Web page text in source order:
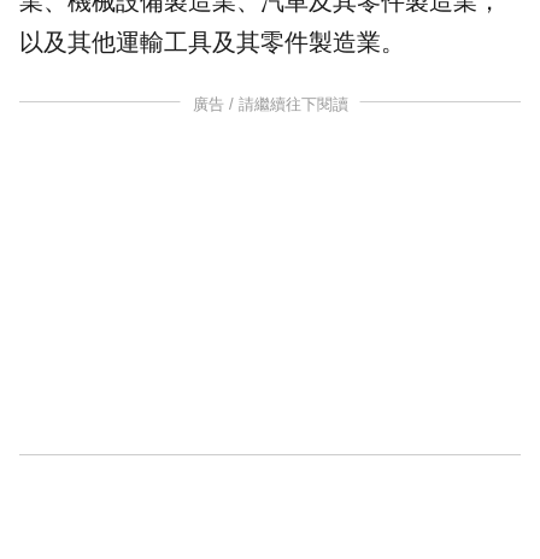
以及其他運輸工具及其零件製造業。
廣告 / 請繼續往下閱讀